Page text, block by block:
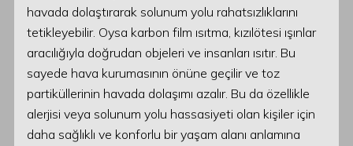
havada dolaştırarak solunum yolu rahatsızlıklarını
tetikleyebilir. Oysa karbon film ısıtma, kızılötesi ışınlar
aracılığıyla doğrudan objeleri ve insanları ısıtır. Bu
sayede hava kurumasının önüne geçilir ve toz
partiküllerinin havada dolaşımı azalır. Bu da özellikle
alerjisi veya solunum yolu hassasiyeti olan kişiler için
daha sağlıklı ve konforlu bir yaşam alanı anlamına